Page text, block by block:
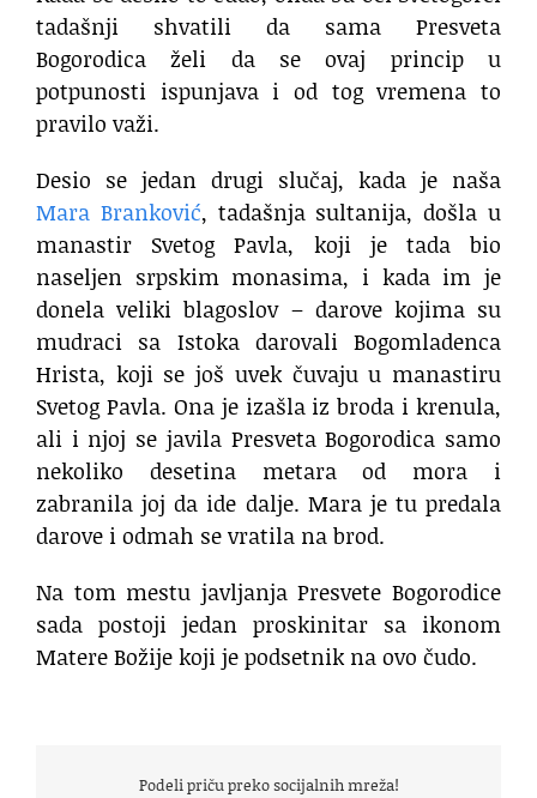
tadašnji shvatili da sama Presveta
Bogorodica želi da se ovaj princip u
potpunosti ispunjava i od tog vremena to
pravilo važi.
Desio se jedan drugi slučaj, kada je naša
Mara Branković, tadašnja sultanija, došla u
manastir Svetog Pavla, koji je tada bio
naseljen srpskim monasima, i kada im je
donela veliki blagoslov – darove kojima su
mudraci sa Istoka darovali Bogomladenca
Hrista, koji se još uvek čuvaju u manastiru
Svetog Pavla. Ona je izašla iz broda i krenula,
ali i njoj se javila Presveta Bogorodica samo
nekoliko desetina metara od mora i
zabranila joj da ide dalje. Mara je tu predala
darove i odmah se vratila na brod.
Na tom mestu javljanja Presvete Bogorodice
sada postoji jedan proskinitar sa ikonom
Matere Božije koji je podsetnik na ovo čudo.
Podeli priču preko socijalnih mreža!